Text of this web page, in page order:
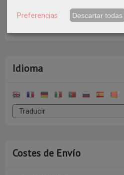
Idioma
Costes de Envío
Preferencias Descartar todas